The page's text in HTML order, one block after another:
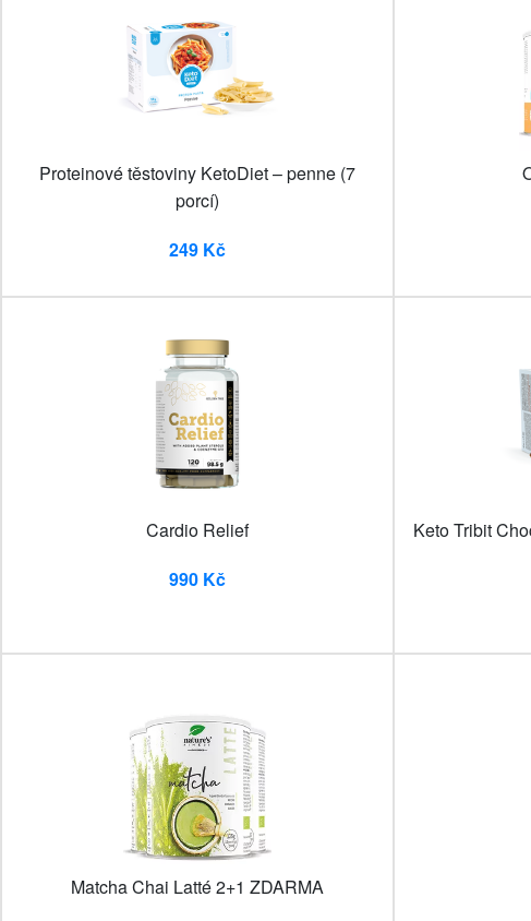
Proteinové těstoviny KetoDiet – penne (7
porcí)
249 Kč
Cardio Relief
990 Kč
Keto Tribit
Matcha Chai Latté 2+1 ZDARMA